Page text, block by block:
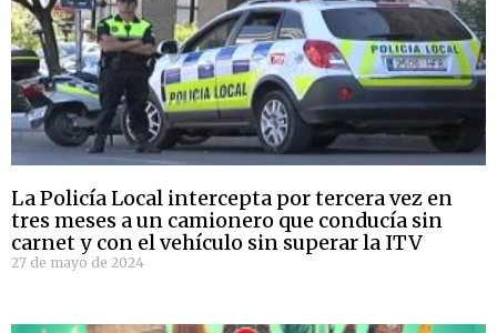
La Policía Local intercepta por tercera vez en
tres meses a un camionero que conducía sin
carnet y con el vehículo sin superar la ITV
27 de mayo de 2024